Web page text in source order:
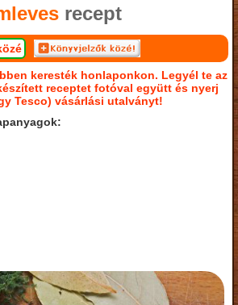
recept
keresték honlaponkon. Legyél te az
receptet fotóval együtt és nyerj
Tesco) vásárlási utalványt!